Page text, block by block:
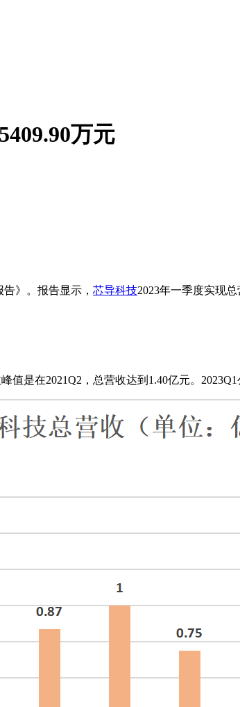
万元
》。报告显示， 芯导科技2023年一季度实现
值是在2021Q2，总营收达到1.40亿元。